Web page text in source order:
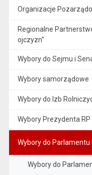
Organizacje
Regionalne
ojczyzn"
Wybory do Sejmu i
Wybory samorządowe
Wybory do Izb
Wybory Prezydenta RP
Wybory do Parlamentu
Wybory do